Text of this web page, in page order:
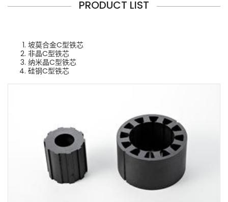
PRODUCT LIST
坡莫合金C型铁芯
非晶C型铁芯
纳米晶C型铁芯
硅钢C型铁芯